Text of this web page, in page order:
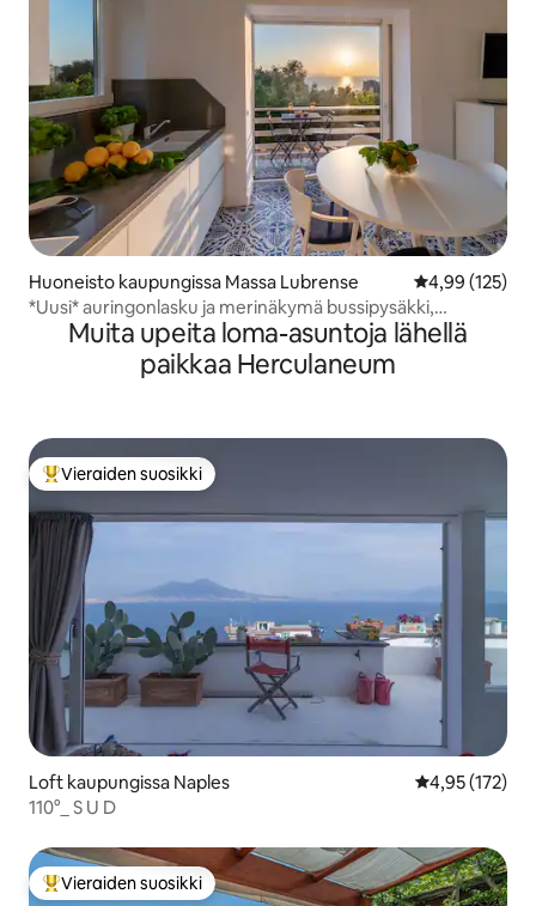
Huoneisto kaupungissa Massa Lubrense
4,99 (125)
*Uusi* auringonlasku ja merinäkymä bussipysäkki,
puutarhaMuita upeita loma-asuntoja lähellä
paikkaa Herculaneum
Vieraiden suosikkien parhaimmistoa
Vieraiden suosikki
Loft kaupungissa Naples
4,95 (172)
110°_ S U D
Vieraiden suosikkien parhaimmistoa
Vieraiden suosikki